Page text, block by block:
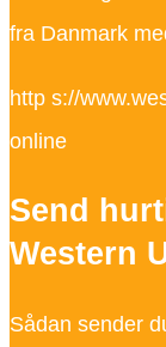
fra Danmark
http s://
online
Send
Western
Sådan sender